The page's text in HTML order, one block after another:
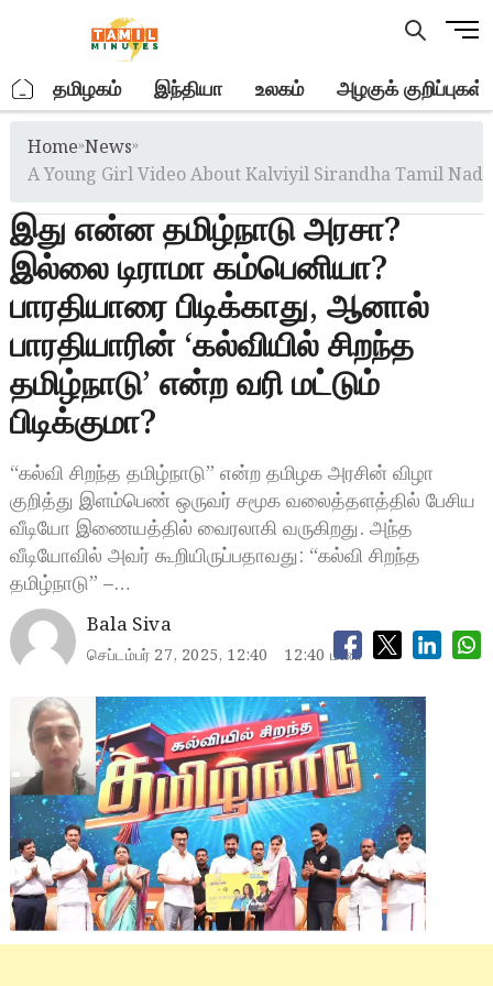
M
u
t
o
. தமிழகம் இந்தியா உலகம் அழகுக் குறிப்புகள்
Home»News»
A Young Girl Video About Kalviyil Sirandha Tamil
இது என்ன தமிழ்நாடு அரசா?
இல்லை டிராமா கம்பெனியா?
பாரதியாரை பிடிக்காது, ஆனால்
பாரதியாரின் ‘கல்வியில் சிறந்த
தமிழ்நாடு’ என்ற வரி மட்டும்
பிடிக்குமா?
“கல்வி சிறந்த தமிழ்நாடு” என்ற தமிழக அரசின் விழா
குறித்து இளம்பெண் ஒருவர் சமூக வலைத்தளத்தில் பேசிய
வீடியோ இணையத்தில் வைரலாகி வருகிறது. அந்த
வீடியோவில் அவர் கூறியிருப்பதாவது: “கல்வி சிறந்த
தமிழ்நாடு” –…
Bala Siva
செப்டம்பர் 27, 2025, 12:40 12:40 மணி